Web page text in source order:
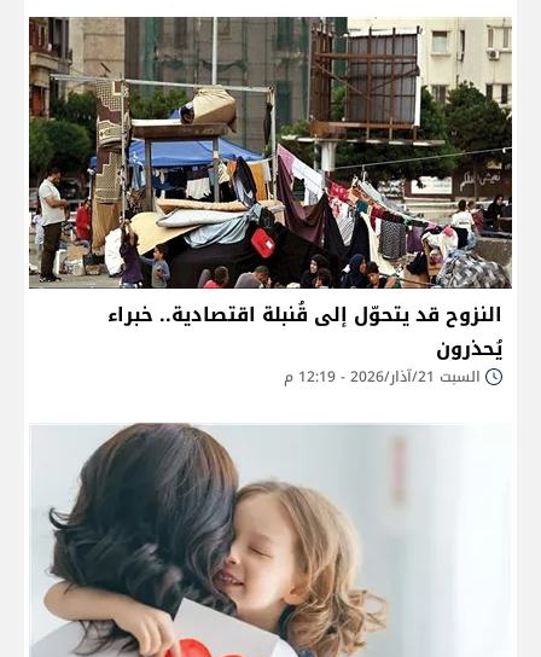
النزوح قد يتحوّل إلى قُنبلة اقتصادية.. خبراء
يُحذرون
السبت 21/آذار/2026 - 12:19 م